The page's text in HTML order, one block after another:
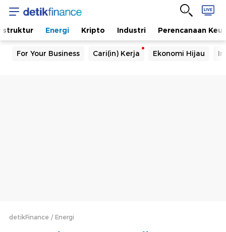
Energi Kripto Industri Perencanaan
For Your Business Cari(in) Kerja Ekonomi Hijau
detikFinance Energi